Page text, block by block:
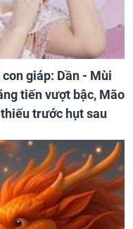
giáp: Dần - Mùi
tiến vượt bậc, Mão
trước hụt sau